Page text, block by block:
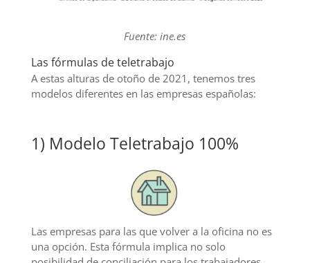
Fuente: ine.es
Las fórmulas de teletrabajo
A estas alturas de otoño de 2021, tenemos tres
modelos diferentes en las empresas españolas:
1) Modelo Teletrabajo 100%
Las empresas para las que volver a la oficina no es
una opción. Esta fórmula implica no solo